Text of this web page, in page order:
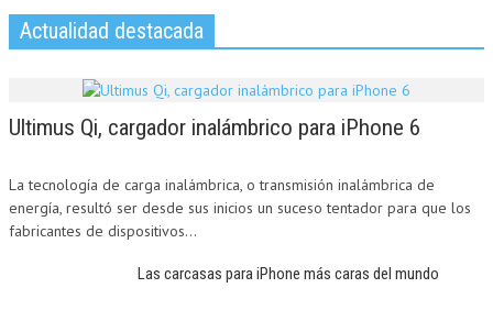
Actualidad destacada
Ultimus Qi, cargador inalámbrico para iPhone 6
La tecnología de carga inalámbrica, o transmisión inalámbrica de
energía, resultó ser desde sus inicios un suceso tentador para que los
fabricantes de dispositivos...
Las carcasas para iPhone más caras del mundo